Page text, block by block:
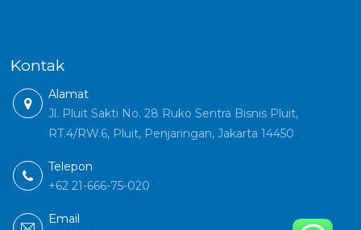
Kontak
Alamat
Jl. Pluit Sakti No. 28 Ruko Sentra Bisnis Pluit,
RT.4/RW.6, Pluit, Penjaringan, Jakarta 14450
Telepon
+62 21-666-75-020
Email